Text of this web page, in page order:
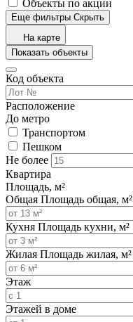
Объекты по акции
Еще фильтры Скрыть
На карте
Показать объекты
Код объекта
Расположение
До метро
Транспортом
Пешком
Не более
Квартира
Площадь, м²
Общая Площадь общая, м²
Кухня Площадь кухни, м²
Жилая Площадь жилая, м²
Этаж
Этажей в доме